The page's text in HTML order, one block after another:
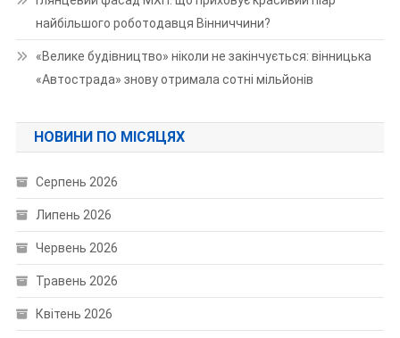
найбільшого роботодавця Вінниччини?
«Велике будівництво» ніколи не закінчується: вінницька
«Автострада» знову отримала сотні мільйонів
НОВИНИ ПО МІСЯЦЯХ
Серпень 2026
Липень 2026
Червень 2026
Травень 2026
Квітень 2026